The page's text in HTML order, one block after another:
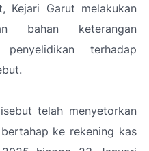
Kejari Garut melakukan
bahan keterangan
terhadap
telah menyetorkan
ke rekening kas